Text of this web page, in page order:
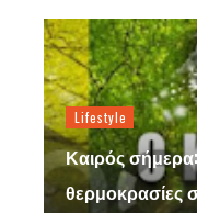
Lifestyle
Καιρός
θερμοκρασίες